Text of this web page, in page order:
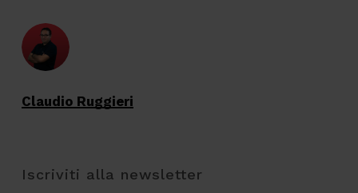
Claudio Ruggieri
Iscriviti alla newsletter